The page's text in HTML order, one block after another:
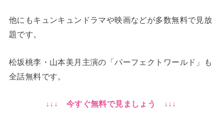
他にもキュンキュンドラマや映画などが多数無料で見放
題です。
松坂桃李・山本美月主演の「パーフェクトワールド」も
全話無料です。
↓↓↓ 今すぐ無料で見ましょう ↓↓↓